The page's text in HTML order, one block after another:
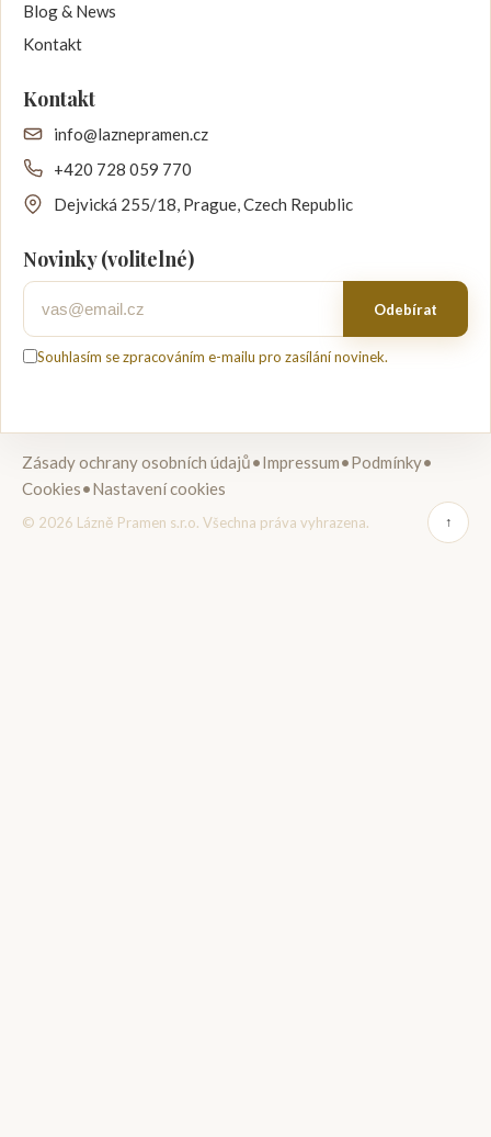
Blog & News
Kontakt
Kontakt
info@laznepramen.cz
+420 728 059 770
Dejvická 255/18, Prague, Czech Republic
Novinky (volitelné)
Váš e-mail
Odebírat
Souhlasím se zpracováním e-mailu pro zasílání novinek.
Zásady ochrany osobních údajů•Impressum•Podmínky•
Cookies•Nastavení cookies
© 2026 Lázně Pramen s.r.o. Všechna práva vyhrazena. ↑